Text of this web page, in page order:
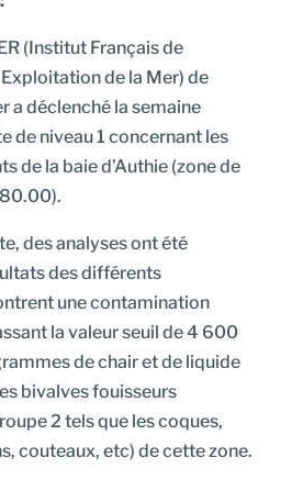
(Institut Français de
de la Mer) de
a déclenché la semaine
de niveau 1 concernant les
de la baie d’Authie (zone de
des analyses ont été
des différents
une contamination
la valeur seuil de 4 600
de chair et de liquide
bivalves fouisseurs
2 tels que les coques,
couteaux, etc) de cette zone.